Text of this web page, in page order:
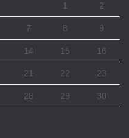
1 2
7 8 9
14 15 16
21 22 23
28 29 30